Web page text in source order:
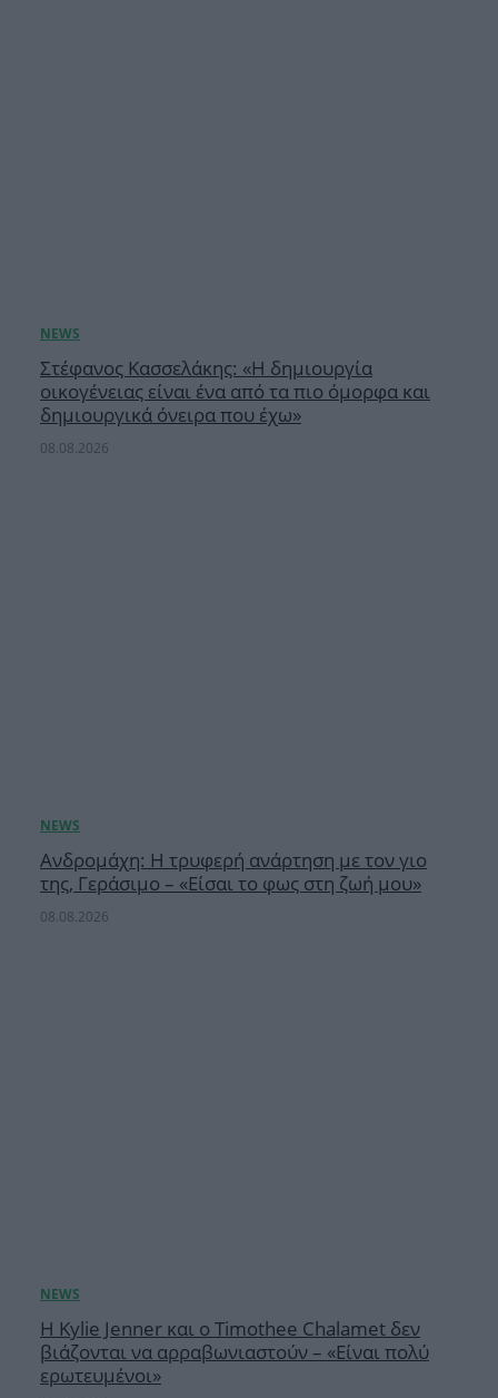
Στέφανος Κασσελάκης: «Η δημιουργία
οικογένειας είναι ένα από τα πιο όμορφα και
δημιουργικά όνειρα που έχω»
08.08.2026
Ανδρομάχη: Η τρυφερή ανάρτηση με τον γιο
της, Γεράσιμο – «Είσαι το φως στη ζωή μου»
08.08.2026
Η Kylie Jenner και ο Timothee Chalamet δεν
βιάζονται να αρραβωνιαστούν – «Είναι πολύ
ερωτευμένοι»